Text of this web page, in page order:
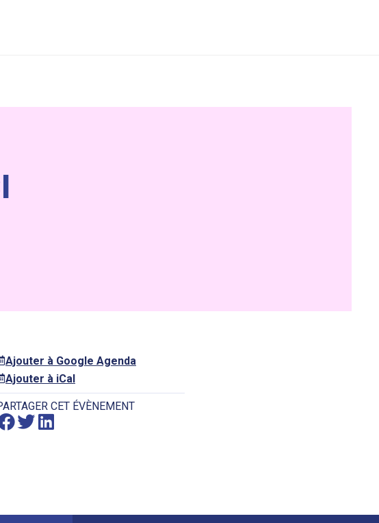
Ajouter à Google Agenda
Ajouter à iCal
CET ÉVÈNEMENT